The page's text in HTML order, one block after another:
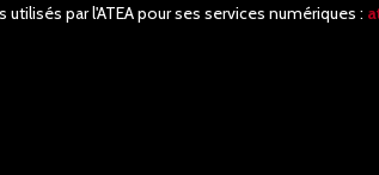
par l'ATEA pour ses services numériques :